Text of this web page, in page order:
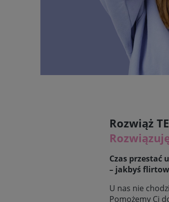
Rozwiąż
Czas przestać
– jakbyś
U nas nie
Pomożemy Ci